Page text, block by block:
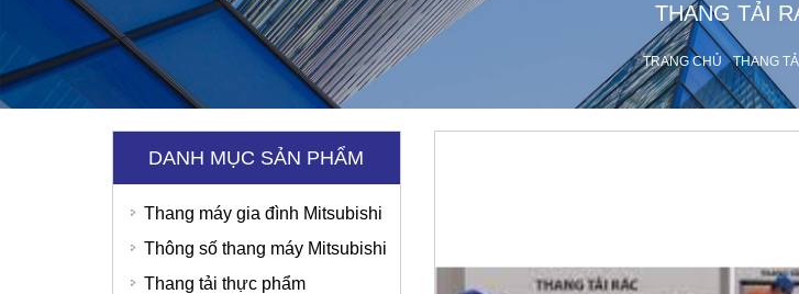
THANG TẢI
TRANG CHỦ THANG
DANH MỤC SẢN PHẨM
Thang máy gia đình Mitsubishi
Thông số thang máy Mitsubishi
Thang tải thực phẩm